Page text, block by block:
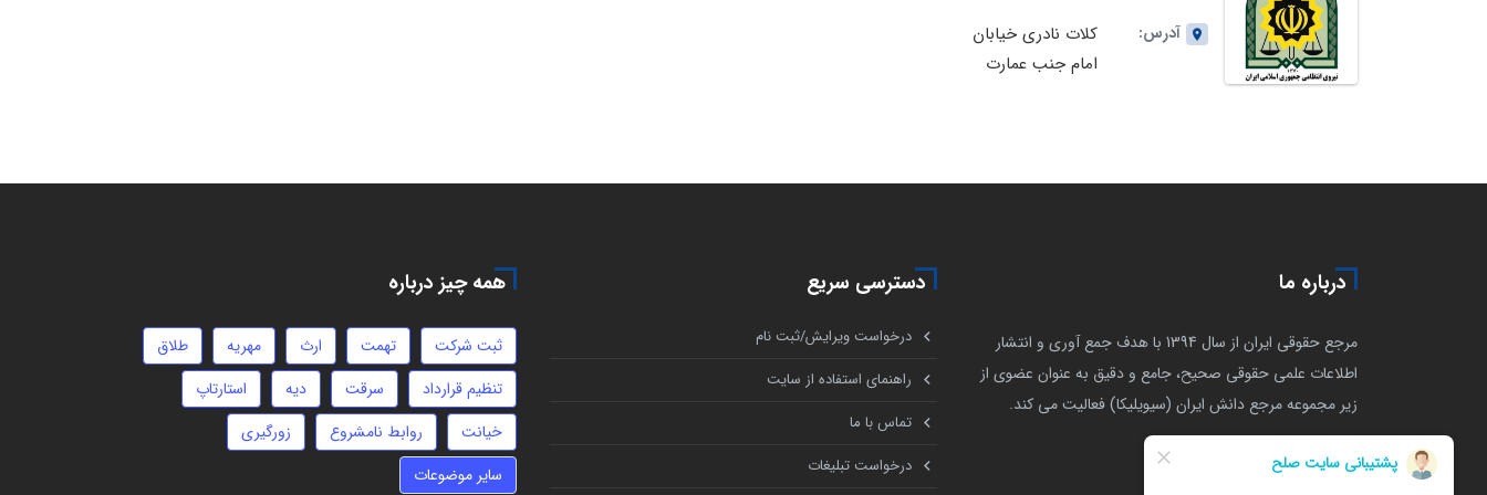
آدرس:
کلات نادری خیابان
امام جنب عمارت
درباره ما
مرجع حقوقی ایران از سال 1394 با هدف جمع آوری و انتشار
اطلاعات علمی حقوقی صحیح، جامع و دقیق به عنوان عضوی از
زیر مجموعه مرجع دانش ایران (سیویلیکا) فعالیت می کند.
دسترسی سریع
درخواست ویرایش/ثبت نام
راهنمای استفاده از سایت
تماس با ما
درخواست تبلیغات
همه چیز درباره
ثبت شرکت تهمت ارث مهریه
طلاق
تنظیم قرارداد
سرقت دیه
استارتاپ
خیانت
روابط نامشروع
زورگیری
سایر موضوعات